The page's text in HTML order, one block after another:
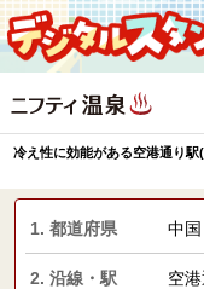
冷え性に効能がある空港通り
1. 都道府県 中
2. 沿線・駅 空